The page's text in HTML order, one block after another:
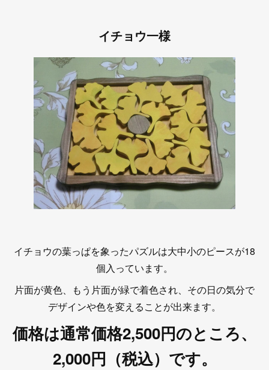
イチョウ一様
イチョウの葉っぱを象ったパズルは大中小のピースが18
個入っています。
片面が黄色、もう片面が緑で着色され、その日の気分で
デザインや色を変えることが出来ます。
価格は通常価格2,500円のところ、
2,000円（税込）です。